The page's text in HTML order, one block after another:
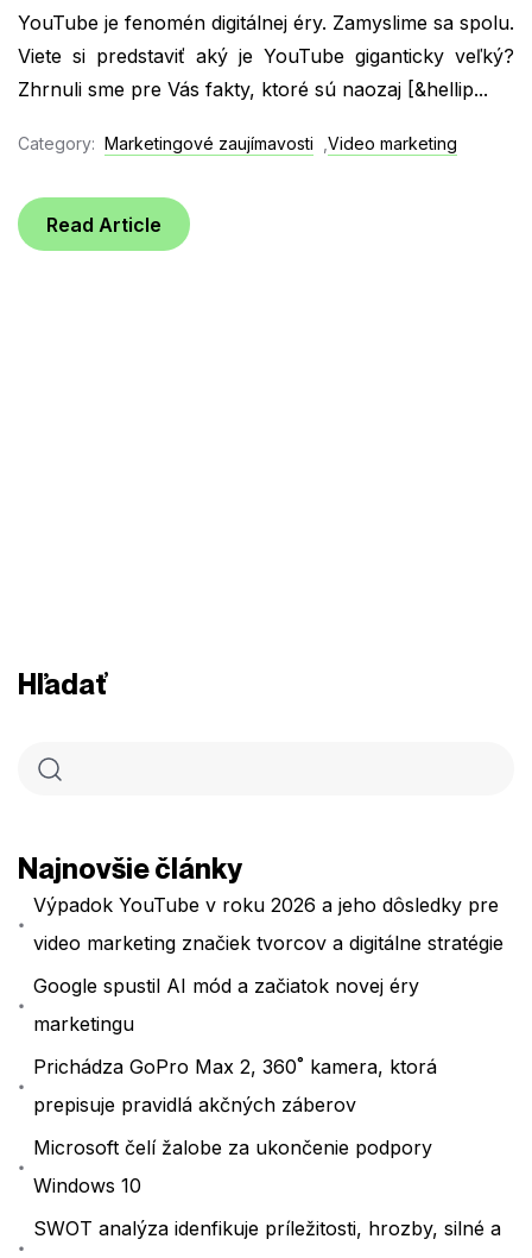
YouTube je fenomén digitálnej éry. Zamyslime sa spolu.
Viete si predstaviť aký je YouTube giganticky veľký?
Zhrnuli sme pre Vás fakty, ktoré sú naozaj [&hellip...
Category: Marketingové zaujímavosti Video marketing
Read Article
Hľadať
Najnovšie články
Výpadok YouTube v roku 2026 a jeho dôsledky pre
video marketing značiek tvorcov a digitálne stratégie
Google spustil AI mód a začiatok novej éry
marketingu
Prichádza GoPro Max 2, 360˚ kamera, ktorá
prepisuje pravidlá akčných záberov
Microsoft čelí žalobe za ukončenie podpory
Windows 10
SWOT analýza idenfikuje príležitosti, hrozby, silné a